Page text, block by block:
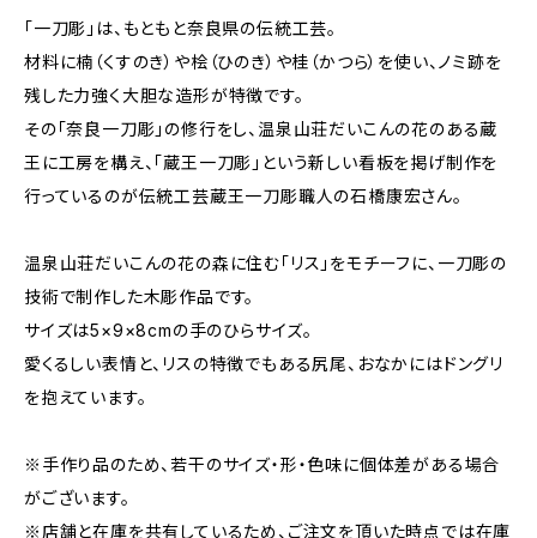
「一刀彫」は、もともと奈良県の伝統工芸。
材料に楠（くすのき）や桧（ひのき）や桂（かつら）を使い、ノミ跡を
残した力強く大胆な造形が特徴です。
その「奈良一刀彫」の修行をし、温泉山荘だいこんの花のある蔵
王に工房を構え、「蔵王一刀彫」という新しい看板を掲げ制作を
行っているのが伝統工芸蔵王一刀彫職人の石橋康宏さん。
温泉山荘だいこんの花の森に住む「リス」をモチーフに、一刀彫の
技術で制作した木彫作品です。
サイズは5×9×8cmの手のひらサイズ。
愛くるしい表情と、リスの特徴でもある尻尾、おなかにはドングリ
を抱えています。
※手作り品のため、若干のサイズ・形・色味に個体差がある場合
がございます。
※店舗と在庫を共有しているため、ご注文を頂いた時点では在庫